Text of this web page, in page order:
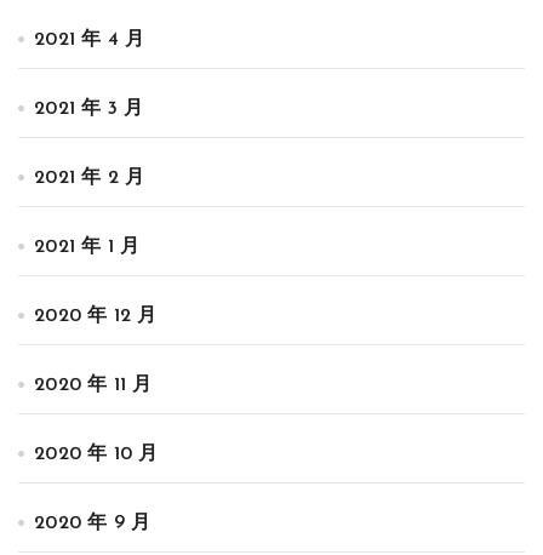
2021 年 4 月
2021 年 3 月
2021 年 2 月
2021 年 1 月
2020 年 12 月
2020 年 11 月
2020 年 10 月
2020 年 9 月